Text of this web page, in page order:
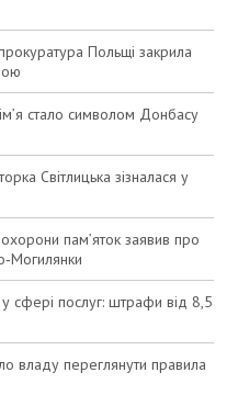
Польщі закрила
стало символом Донбасу
Світлицька зізналася у
пам’яток заявив про
сфері послуг: штрафи від 8,5
владу переглянути правила